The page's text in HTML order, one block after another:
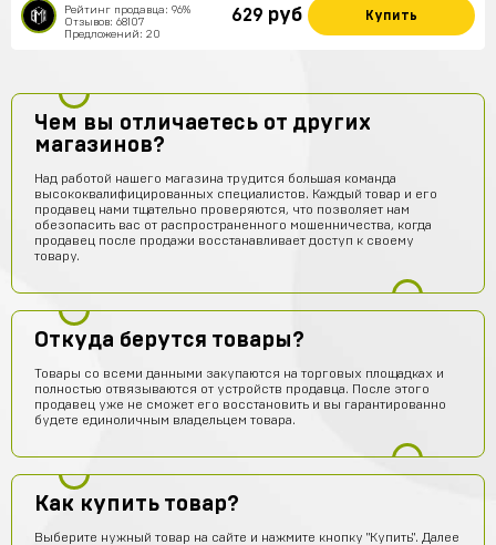
Рейтинг продавца: 96%
Отзывов: 68107
Предложений: 20
629 руб Купить
Чем вы отличаетесь от других
магазинов?
Над работой нашего магазина трудится большая команда
высококвалифицированных специалистов. Каждый товар и его
продавец нами тщательно проверяются, что позволяет нам
обезопасить вас от распространенного мошенничества, когда
продавец после продажи восстанавливает доступ к своему
товару.
Откуда берутся товары?
Товары со всеми данными закупаются на торговых площадках и
полностью отвязываются от устройств продавца. После этого
продавец уже не сможет его восстановить и вы гарантированно
будете единоличным владельцем товара.
Как купить товар?
Выберите нужный товар на сайте и нажмите кнопку "Купить". Далее
Лёша Бикметов
привет ЕСЛИ МЫ ВИДЕТЕ МЕНЯ ТО ЭТО НЕ БОТ